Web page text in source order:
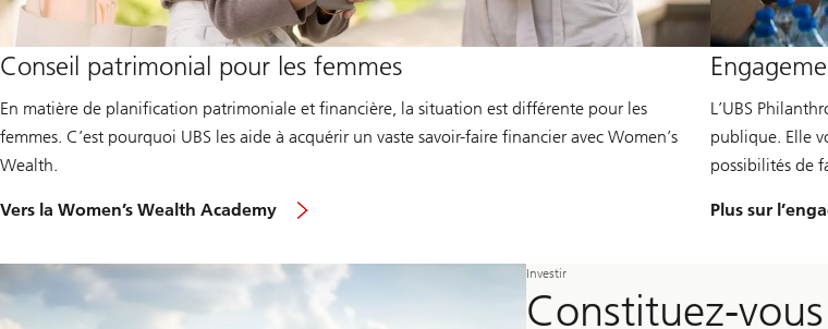
Conseil patrimonial pour les femmes
En matière de planification patrimoniale et financière, la situation est différente pour les
femmes. C’est pourquoi UBS les aide à acquérir un vaste savoir-faire financier avec Women’s
Wealth.
Vers la Women’s Wealth Academy
L’UBS
publique. Elle
possibilités de
Plus sur
Investir
Constituez-